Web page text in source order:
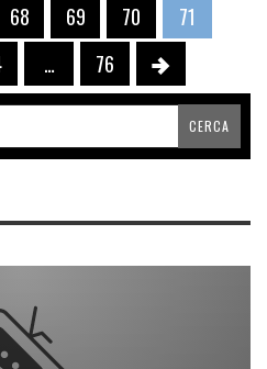
68 69 70
71
… 76